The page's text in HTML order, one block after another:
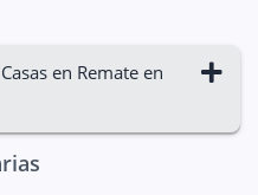
en Remate en